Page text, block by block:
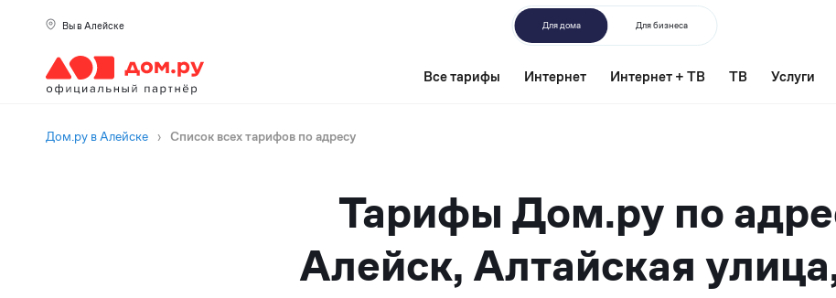
Вы в Алейске Для дома Для бизнеса
Все тарифы Интернет Интернет + ТВ ТВ Услуги
Дом.ру в Алейске › Список всех тарифов по адресу
Тарифы Дом.ру по
Алейск, Алтайская